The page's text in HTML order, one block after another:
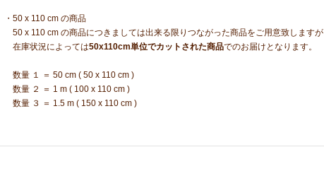
・50 x 110 cm の商品
50 x 110 cm の商品につきましては出来る限りつながった商品をご用意致しますが
在庫状況によっては50x110cm単位でカットされた商品でのお届けとなります。
数量 １ ＝ 50 cm ( 50 x 110 cm )
数量 ２ ＝ 1 m ( 100 x 110 cm )
数量 ３ ＝ 1.5 m ( 150 x 110 cm )